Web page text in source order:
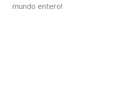
mundo entero!